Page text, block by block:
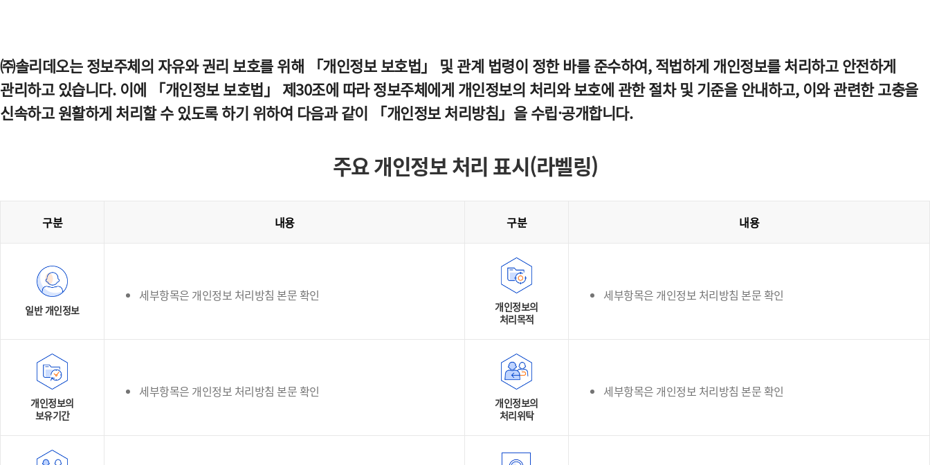
㈜솔리데오는 정보주체의 자유와 권리 보호를 위해 「개인정보 보호법」 및 관계 법령이 정한 바를 준수하여, 적법하게 개인정보를 처리하고 안전하게
관리하고 있습니다. 이에 「개인정보 보호법」 제30조에 따라 정보주체에게 개인정보의 처리와 보호에 관한 절차 및 기준을 안내하고, 이와 관련한 고충을
신속하고 원활하게 처리할 수 있도록 하기 위하여 다음과 같이 「개인정보 처리방침」을 수립·공개합니다.
주요 개인정보 처리 표시(라벨링)
구분 내용 구분 내용
일반 개인정보
세부항목은 개인정보 처리방침 본문 확인
개인정보의
처리목적
세부항목은 개인정보 처리방침 본문 확인
개인정보의
보유기간
세부항목은 개인정보 처리방침 본문 확인
개인정보의
처리위탁
세부항목은 개인정보 처리방침 본문 확인